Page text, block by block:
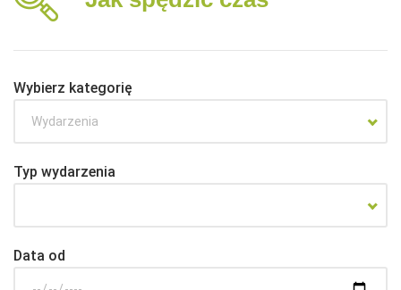
Wybierz kategorię
Wydarzenia
Typ wydarzenia
Data od